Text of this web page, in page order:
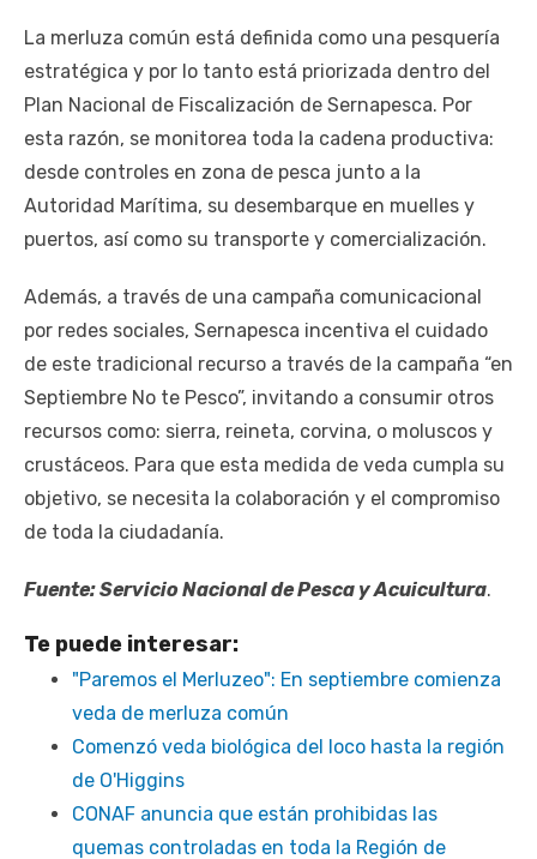
La merluza común está definida como una pesquería
estratégica y por lo tanto está priorizada dentro del
Plan Nacional de Fiscalización de Sernapesca. Por
esta razón, se monitorea toda la cadena productiva:
desde controles en zona de pesca junto a la
Autoridad Marítima, su desembarque en muelles y
puertos, así como su transporte y comercialización.
Además, a través de una campaña comunicacional
por redes sociales, Sernapesca incentiva el cuidado
de este tradicional recurso a través de la campaña “en
Septiembre No te Pesco”, invitando a consumir otros
recursos como: sierra, reineta, corvina, o moluscos y
crustáceos. Para que esta medida de veda cumpla su
objetivo, se necesita la colaboración y el compromiso
de toda la ciudadanía.
Fuente: Servicio Nacional de Pesca y Acuicultura.
Te puede interesar:
"Paremos el Merluzeo": En septiembre comienza
veda de merluza común
Comenzó veda biológica del loco hasta la región
de O'Higgins
CONAF anuncia que están prohibidas las
quemas controladas en toda la Región de